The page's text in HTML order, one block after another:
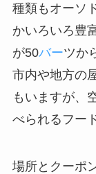
種類もオーソ
かいろいろ豊
が50バーツか
市内や地方の
もいますが、
べられるフー
場所とクーポ